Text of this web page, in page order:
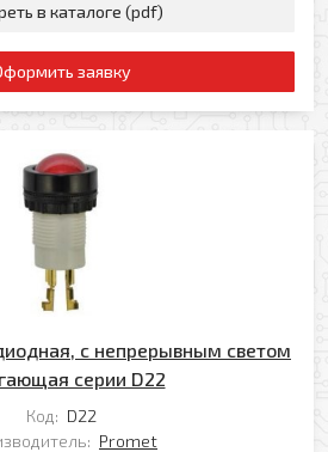
в каталоге (pdf)
заявку
с непрерывным светом
серии D22
Код: D22
Promet